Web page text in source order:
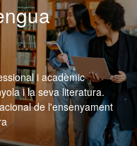
i acadèmic
i la seva literatura.
de l'ensenyament